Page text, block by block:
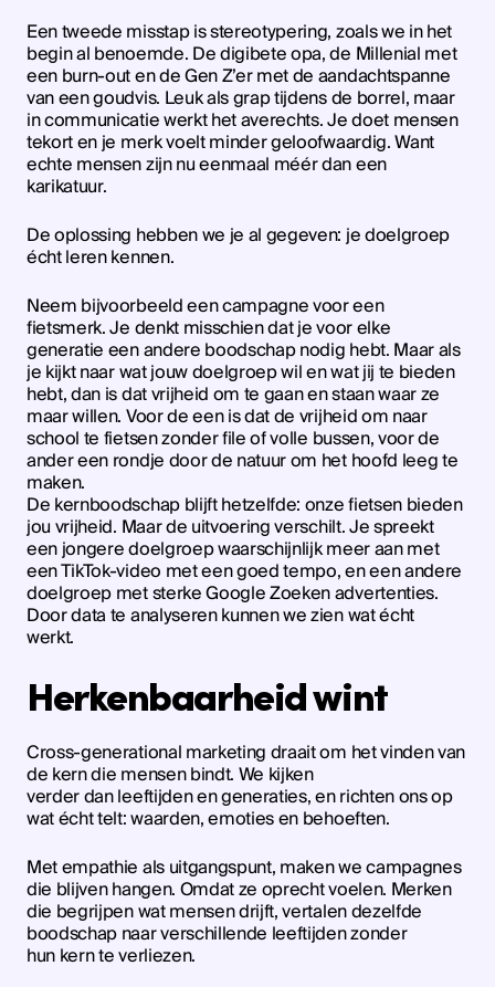
Een tweede misstap is stereotypering, zoals we in het
begin al benoemde. De digibete opa, de Millenial met
een burn-out en de Gen Z’er met de aandachtspanne
van een goudvis. Leuk als grap tijdens de borrel, maar
in communicatie werkt het averechts. Je doet mensen
tekort en je merk voelt minder geloofwaardig. Want
echte mensen zijn nu eenmaal méér dan een
karikatuur.
De oplossing hebben we je al gegeven: je doelgroep
écht leren kennen.
Neem bijvoorbeeld een campagne voor een
fietsmerk. Je denkt misschien dat je voor elke
generatie een andere boodschap nodig hebt. Maar als
je kijkt naar wat jouw doelgroep wil en wat jij te bieden
hebt, dan is dat vrijheid om te gaan en staan waar ze
maar willen. Voor de een is dat de vrijheid om naar
school te fietsen zonder file of volle bussen, voor de
ander een rondje door de natuur om het hoofd leeg te
maken.
De kernboodschap blijft hetzelfde: onze fietsen bieden
jou vrijheid. Maar de uitvoering verschilt. Je spreekt
een jongere doelgroep waarschijnlijk meer aan met
een TikTok-video met een goed tempo, en een andere
doelgroep met sterke Google Zoeken advertenties.
Door data te analyseren kunnen we zien wat écht
werkt.
Herkenbaarheid wint
Cross-generational marketing draait om het vinden van
de kern die mensen bindt. We kijken
verder dan leeftijden en generaties, en richten ons op
wat écht telt: waarden, emoties en behoeften.
Met empathie als uitgangspunt, maken we campagnes
die blijven hangen. Omdat ze oprecht voelen. Merken
die begrijpen wat mensen drijft, vertalen dezelfde
boodschap naar verschillende leeftijden zonder
hun kern te verliezen.